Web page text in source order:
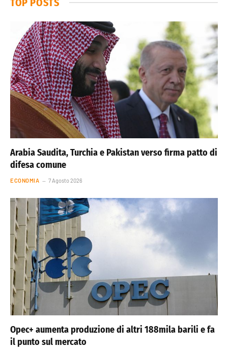
Arabia Saudita, Turchia e Pakistan verso firma patto di
difesa comune
ECONOMIA 7 Agosto 2026
Opec+ aumenta produzione di altri 188mila barili e fa
il punto sul mercato